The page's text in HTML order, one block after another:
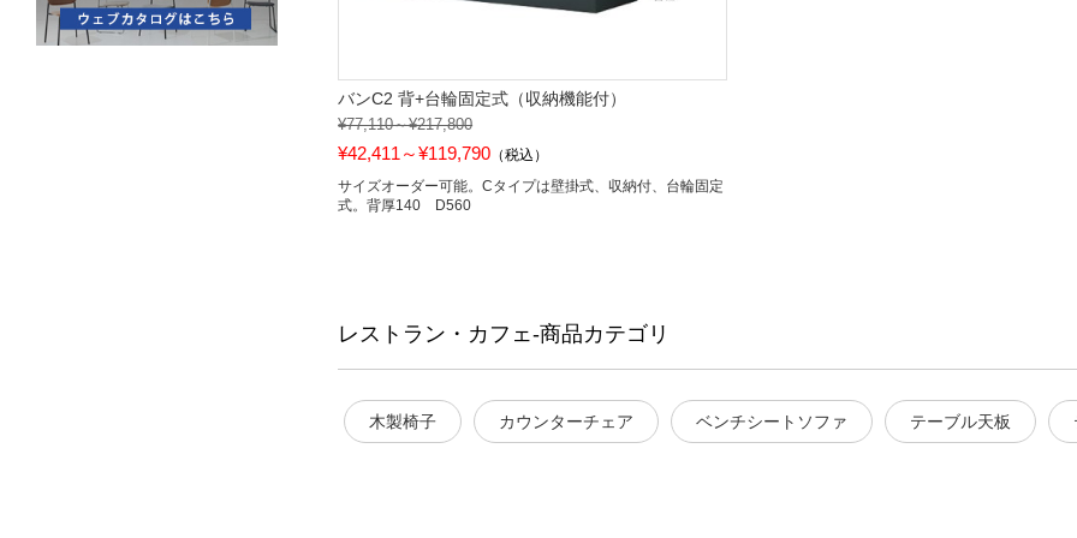
バンC2 背+台輪固定式（収納機能付）
¥77,110～¥217,800
¥42,411～¥119,790 （税込）
サイズオーダー可能。Cタイプは壁掛式、収納付、台輪固定
式。背厚140 D560
レストラン・カフェ-商品カテゴリ
木製椅子 カウンターチェア ベンチシートソファ テーブル天板